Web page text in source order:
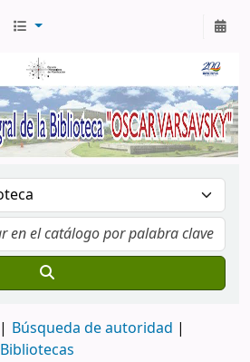
Búsqueda de autoridad
Bibliotecas